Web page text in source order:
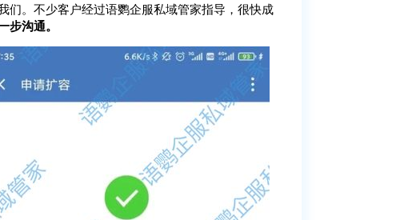
们。不少客户经过语鹦企服私域管家指导，很快成
沟通。